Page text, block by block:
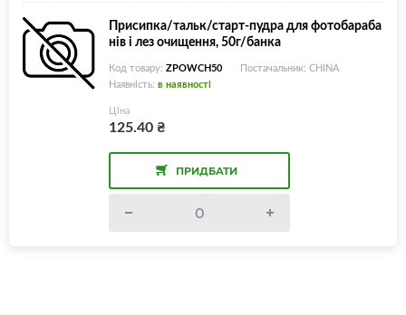
Присипка/тальк/старт-пудра для фотобараба
нів і лез очищення, 50г/банка
Код товару: ZPOWCH50
Постачальник: CHINA
Наявність: в наявності
Ціна
125.40₴
ПРИДБАТИ